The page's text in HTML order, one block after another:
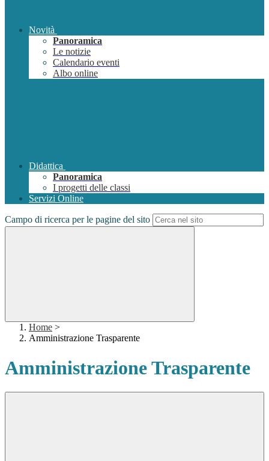
Novità
Panoramica
Le notizie
Calendario eventi
Albo online
Didattica
Panoramica
I progetti delle classi
Servizi Online
Campo di ricerca per le pagine del sito
Home >
Amministrazione Trasparente
Amministrazione Trasparente